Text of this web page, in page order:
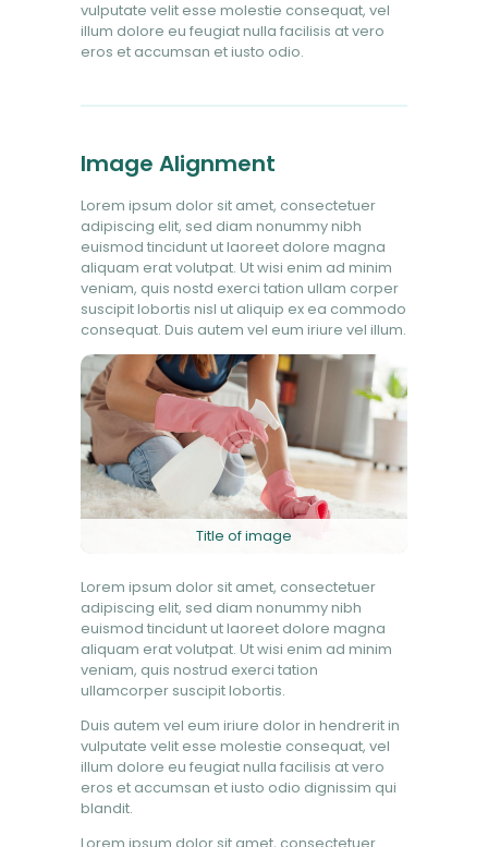
vulputate velit esse molestie consequat, vel
illum dolore eu feugiat nulla facilisis at vero
eros et accumsan et iusto odio.
Image Alignment
Lorem ipsum dolor sit amet, consectetuer
adipiscing elit, sed diam nonummy nibh
euismod tincidunt ut laoreet dolore magna
aliquam erat volutpat. Ut wisi enim ad minim
veniam, quis nostd exerci tation ullam corper
suscipit lobortis nisl ut aliquip ex ea commodo
consequat. Duis autem vel eum iriure vel illum.
Title of image
Lorem ipsum dolor sit amet, consectetuer
adipiscing elit, sed diam nonummy nibh
euismod tincidunt ut laoreet dolore magna
aliquam erat volutpat. Ut wisi enim ad minim
veniam, quis nostrud exerci tation
ullamcorper suscipit lobortis.
Duis autem vel eum iriure dolor in hendrerit in
vulputate velit esse molestie consequat, vel
illum dolore eu feugiat nulla facilisis at vero
eros et accumsan et iusto odio dignissim qui
blandit.
Lorem ipsum dolor sit amet, consectetuer